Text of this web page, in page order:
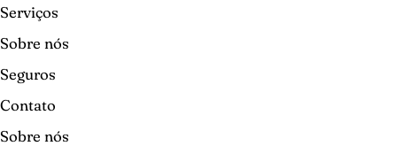
Serviços
Sobre nós
Seguros
Contato
Sobre nós